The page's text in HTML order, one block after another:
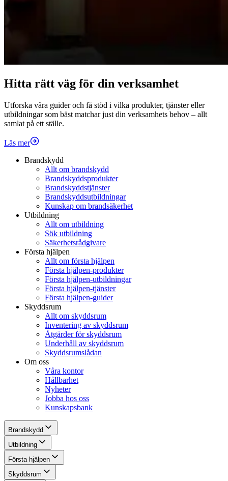
Hitta rätt väg för din verksamhet
Utforska våra guider och få stöd i vilka produkter, tjänster eller
utbildningar som bäst matchar just din verksamhets behov – allt
samlat på ett ställe.
Läs mer
Brandskydd
Allt om brandskydd
Brandskyddsprodukter
Brandskyddstjänster
Brandskyddsutbildningar
Kunskap om brandsäkerhet
Utbildning
Allt om utbildning
Sök utbildning
Säkerhetsrådgivare
Första hjälpen
Allt om första hjälpen
Första hjälpen-produkter
Första hjälpen-utbildningar
Första hjälpen-tjänster
Första hjälpen-guider
Skyddsrum
Allt om skyddsrum
Inventering av skyddsrum
Åtgärder för skyddsrum
Underhåll av skyddsrum
Skyddsrumslådan
Om oss
Våra kontor
Hållbarhet
Nyheter
Jobba hos oss
Kunskapsbank
Brandskydd
Utbildning
Första hjälpen
Skyddsrum